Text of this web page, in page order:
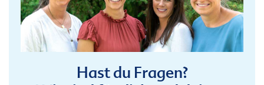
Hast du Fragen?